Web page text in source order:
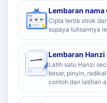
Lembaran nama
Cipta tertib strok
supaya tulisannya
Lembaran Hanzi
Latih satu Hanzi
besar, pinyin,
contoh dan latihan